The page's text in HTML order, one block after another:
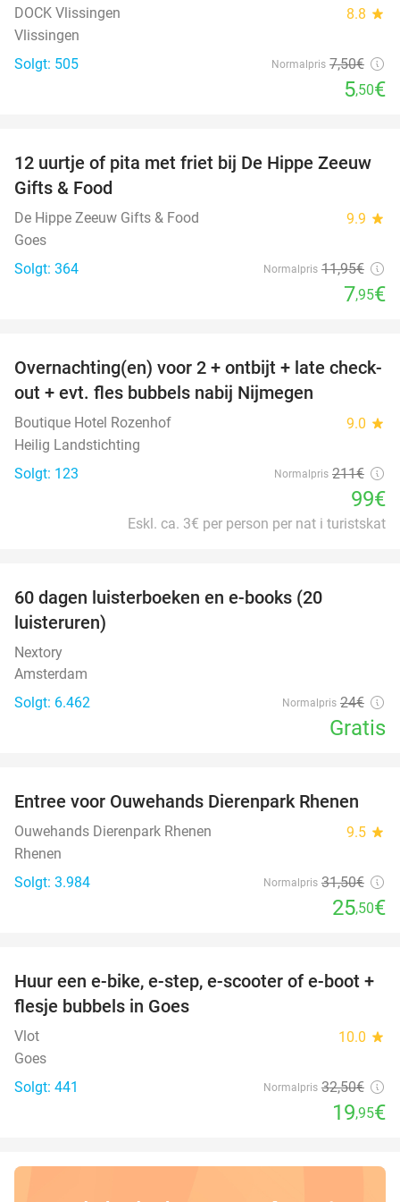
DOCK Vlissingen 8.8 star
Vlissingen
Solgt: 505
Normalpris 7,50€
5,50€
33%
12 uurtje of pita met friet bij De Hippe Zeeuw
Gifts & Food
De Hippe Zeeuw Gifts & Food 9.9 star
Goes
Solgt: 364
Normalpris 11,95€
7,95€
53%
Overnachting(en) voor 2 + ontbijt + late check-
out + evt. fles bubbels nabij Nijmegen
Boutique Hotel Rozenhof 9.0 star
Heilig Landstichting
Solgt: 123
Normalpris 211€
99€
Eskl. ca. 3€ per person per nat i turistskat
60 dagen luisterboeken en e-books (20
luisteruren)
Nextory
Amsterdam
Solgt: 6.462
Normalpris 24€
Gratis
19%
Entree voor Ouwehands Dierenpark Rhenen
Ouwehands Dierenpark Rhenen 9.5 star
Rhenen
Solgt: 3.984
Normalpris 31,50€
25,50€
39%
Huur een e-bike, e-step, e-scooter of e-boot +
flesje bubbels in Goes
Vlot 10.0 star
Goes
Solgt: 441
Normalpris 32,50€
19,95€